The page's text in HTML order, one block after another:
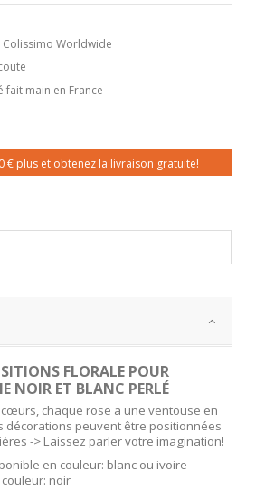
Worldwide
main en France
€ plus et obtenez la livraison gratuite!
FLORALE POUR
NOIR ET BLANC PERLÉ
chaque rose a une ventouse en
décorations peuvent être positionnées
-> Laissez parler votre imagination!
en couleur: blanc ou ivoire
noir